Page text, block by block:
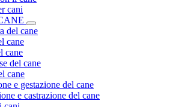
cani
del cane
cane
cane
del cane
cane
e gestazione del cane
e castrazione del cane